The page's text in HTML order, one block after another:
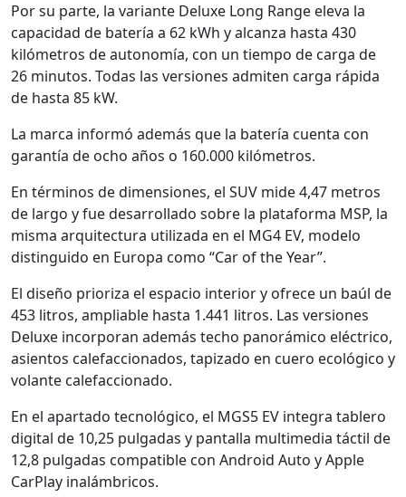
Por su parte, la variante Deluxe Long Range eleva la
capacidad de batería a 62 kWh y alcanza hasta 430
kilómetros de autonomía, con un tiempo de carga de
26 minutos. Todas las versiones admiten carga rápida
de hasta 85 kW.
La marca informó además que la batería cuenta con
garantía de ocho años o 160.000 kilómetros.
En términos de dimensiones, el SUV mide 4,47 metros
de largo y fue desarrollado sobre la plataforma MSP, la
misma arquitectura utilizada en el MG4 EV, modelo
distinguido en Europa como “Car of the Year”.
El diseño prioriza el espacio interior y ofrece un baúl de
453 litros, ampliable hasta 1.441 litros. Las versiones
Deluxe incorporan además techo panorámico eléctrico,
asientos calefaccionados, tapizado en cuero ecológico y
volante calefaccionado.
En el apartado tecnológico, el MGS5 EV integra tablero
digital de 10,25 pulgadas y pantalla multimedia táctil de
12,8 pulgadas compatible con Android Auto y Apple
CarPlay inalámbricos.